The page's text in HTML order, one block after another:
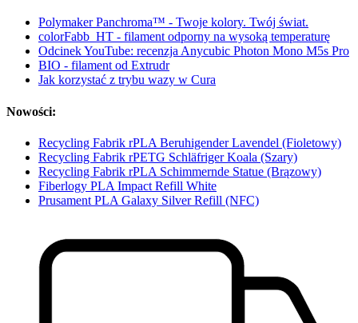
Polymaker Panchroma™ - Twoje kolory. Twój świat.
colorFabb_HT - filament odporny na wysoką temperaturę
Odcinek YouTube: recenzja Anycubic Photon Mono M5s Pro
BIO - filament od Extrudr
Jak korzystać z trybu wazy w Cura
Nowości:
Recycling Fabrik rPLA Beruhigender Lavendel (Fioletowy)
Recycling Fabrik rPETG Schläfriger Koala (Szary)
Recycling Fabrik rPLA Schimmernde Statue (Brązowy)
Fiberlogy PLA Impact Refill White
Prusament PLA Galaxy Silver Refill (NFC)